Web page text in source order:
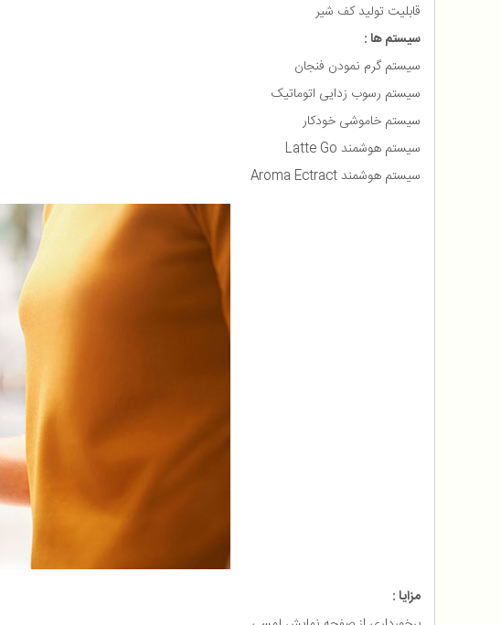
قابلیت تولید کف شیر
سیستم ها :
سیستم گرم نمودن فنجان
سیستم رسوب زدایی اتوماتیک
سیستم خاموشی خودکار
سیستم هوشمند Latte Go
سیستم هوشمند Aroma Ectract
مزایا :